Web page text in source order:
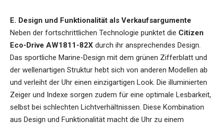
E. Design und Funktionalität als Verkaufsargumente
Neben der fortschrittlichen Technologie punktet die Citizen
Eco-Drive AW1811-82X durch ihr ansprechendes Design.
Das sportliche Marine-Design mit dem grünen Zifferblatt und
der wellenartigen Struktur hebt sich von anderen Modellen ab
und verleiht der Uhr einen einzigartigen Look. Die illuminierten
Zeiger und Indexe sorgen zudem für eine optimale Lesbarkeit,
selbst bei schlechten Lichtverhältnissen. Diese Kombination
aus Design und Funktionalität macht die Uhr zu einem